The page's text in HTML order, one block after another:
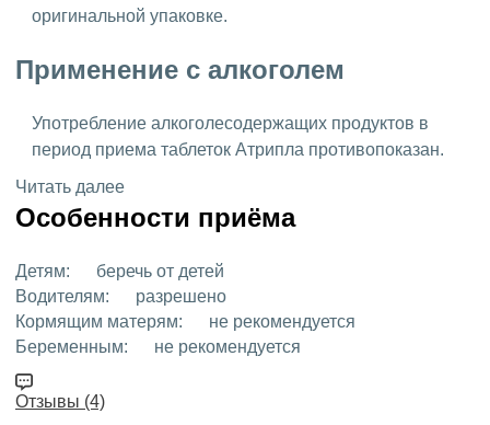
оригинальной упаковке.
Применение с алкоголем
Употребление алкоголесодержащих продуктов в
период приема таблеток Атрипла противопоказан.
Читать далее
Особенности приёма
Детям:
беречь от детей
Водителям:
разрешено
Кормящим матерям:
не рекомендуется
Беременным:
не рекомендуется
Отзывы (4)